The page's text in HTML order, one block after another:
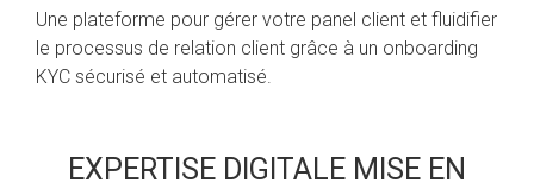
Une plateforme pour gérer votre panel client et fluidifier
le processus de relation client grâce à un onboarding
KYC sécurisé et automatisé.
EXPERTISE DIGITALE MISE EN